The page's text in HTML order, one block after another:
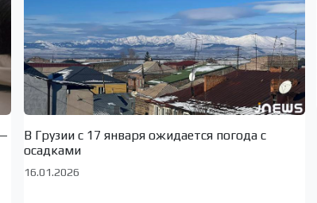
В Грузии с 17 января ожидается погода с
осадками
16.01.2026